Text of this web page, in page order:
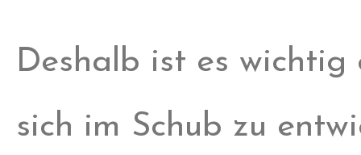
Deshalb ist es wichtig
sich im Schub zu